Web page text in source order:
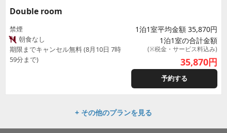
Double room
禁煙
朝食なし
期限までキャンセル無料 (8月10日 7時
59分まで)
1泊1室平均金額 35,870円
1泊1室の合計金額
(※税金・サービス料込み)
35,870円
予約する
+ その他のプランを見る